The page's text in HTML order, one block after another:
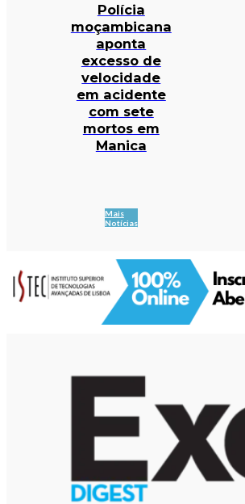
Polícia
moçambicana
aponta
excesso de
velocidade
em acidente
com sete
mortos em
Manica
Mais
Notícias